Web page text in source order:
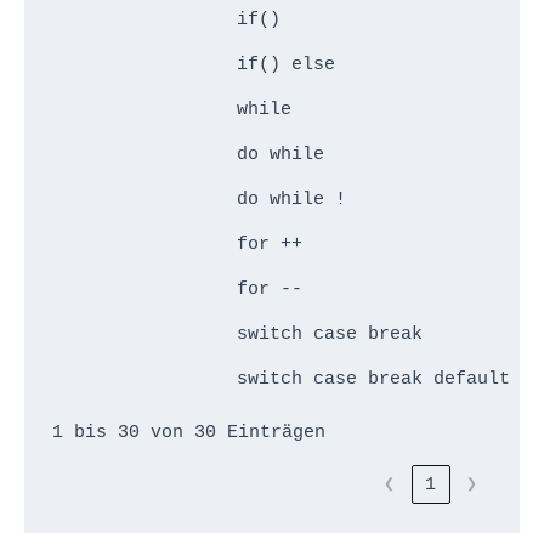
if()
if() else
while
do while
do while !
for ++
for --
switch case break
switch case break default
1 bis 30 von 30 Einträgen
❮ 1 ❯